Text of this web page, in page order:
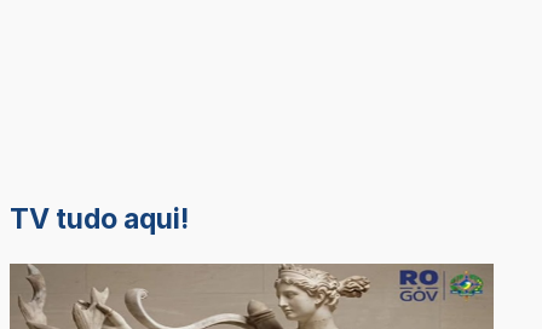
TV tudo aqui!